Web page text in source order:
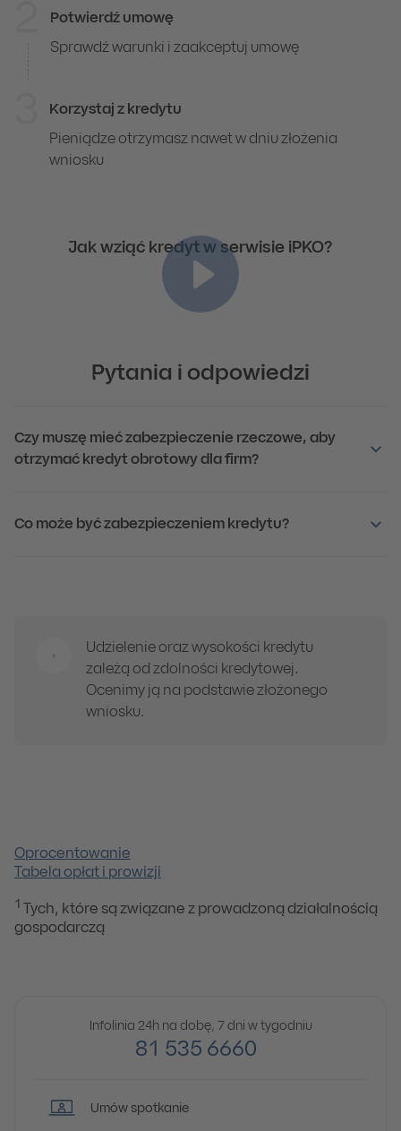
Potwierdź umowę
Sprawdź warunki i zaakceptuj umowę
Korzystaj z kredytu
Pieniądze otrzymasz nawet w dniu złożenia
wniosku
Jak wziąć kredyt w serwisie iPKO?
Pytania i odpowiedzi
Czy muszę mieć zabezpieczenie rzeczowe, aby
otrzymać kredyt obrotowy dla firm?
Co może być zabezpieczeniem kredytu?
Udzielenie oraz wysokości kredytu
zależą od zdolności kredytowej.
Ocenimy ją na podstawie złożonego
wniosku.
Oprocentowanie
Tabela opłat i prowizji
1
Tych, które są związane z prowadzoną działalnością
gospodarczą
Infolinia 24h na dobę, 7 dni w tygodniu
81 535 6660
Umów spotkanie